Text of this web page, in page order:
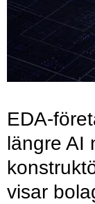
EDA-
längre AI
visar